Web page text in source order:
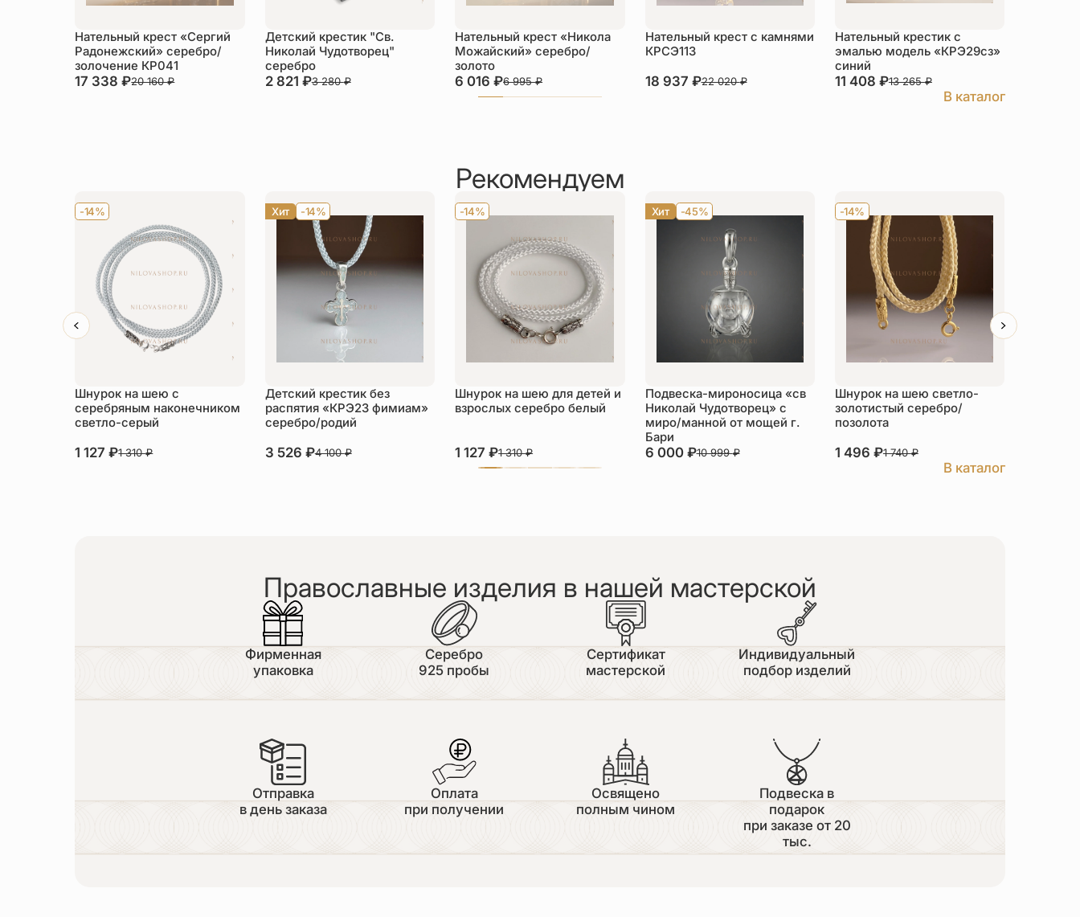
Нательный крест «Сергий
Радонежский» серебро/
золочение КР041
17 338₽20 160₽
Детский крестик "Св.
Николай Чудотворец"
серебро
2 821 ₽3 280₽
Нательный крест «Никола
Можайский» серебро/
золото
6 016₽6 995₽
Нательный крест с камнями
КРСЭ113
18 937 ₽22 020₽
Нательный крестик с
эмалью модель «КРЭ29сз»
синий
11 408 ₽13 265₽
В каталог
Рекомендуем
-14%
Шнурок на шею с
серебряным наконечником
светло-серый
1 127₽1 310₽
Хит -14%
Детский крестик без
распятия «КРЭ23 фимиам»
серебро/родий
3 526 ₽4 100₽
-14%
Шнурок на шею для детей и
взрослых серебро белый
1 127₽1 310₽
Хит -45%
Подвеска-мироносица «св
Николай Чудотворец» с
миро/манной от мощей г.
Бари
6 000 ₽10 999₽
-14%
Шнурок на шею светло-
золотистый серебро/
позолота
1 496 ₽1 740₽
В каталог
Православные изделия в нашей мастерской
Фирменная
упаковка
Серебро
925 пробы
Сертификат
мастерской
Индивидуальный
подбор изделий
Отправка
в день заказа
Оплата
при получении
Освящено
полным чином
Подвеска в
подарок
при заказе от 20
тыс.